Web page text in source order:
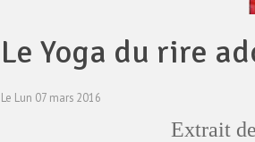
Le Yoga du rire
Le Lun 07 mars 2016
Extrait